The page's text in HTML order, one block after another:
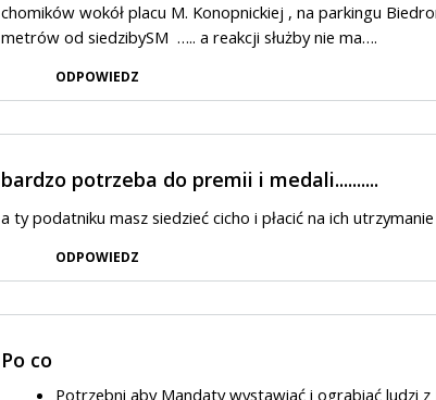
chomików wokół placu M. Konopnickiej , na parkingu
metrów od siedzibySM ….. a reakcji służby nie ma….
ODPOWIEDZ
bardzo potrzeba do premii i medali..........
a ty podatniku masz siedzieć cicho i płacić na ich utrzymanie
ODPOWIEDZ
Po co
Potrzebni aby Mandaty wystawiać i ograbiać ludzi z